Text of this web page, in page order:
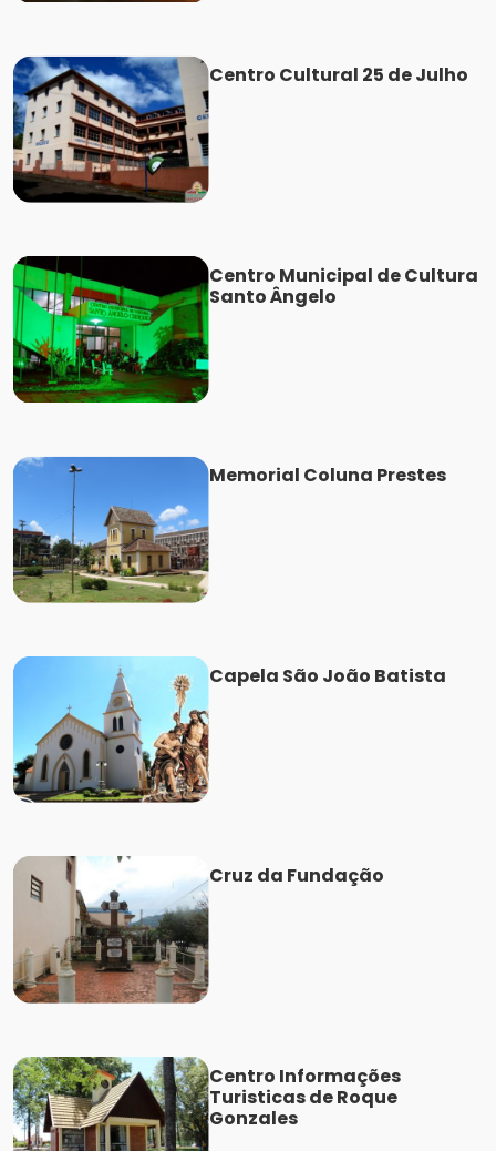
Centro Cultural 25 de Julho
Centro Municipal de Cultura
Santo Ângelo
Memorial Coluna Prestes
Capela São João Batista
Cruz da Fundação
Centro Informações
Turisticas de Roque
Gonzales